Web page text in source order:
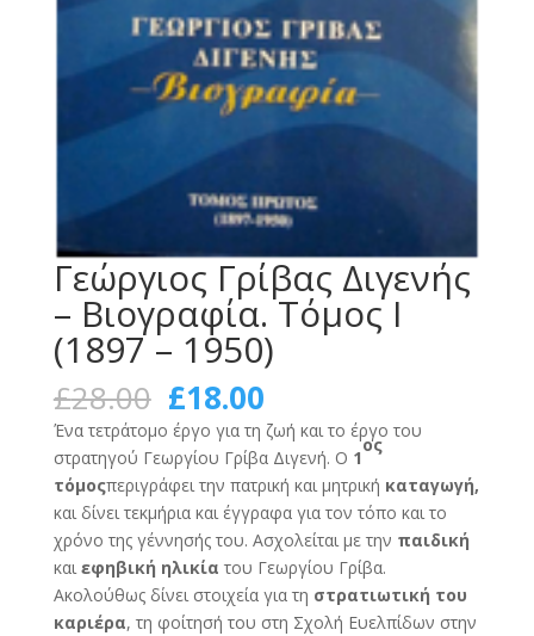
Γεώργιος Γρίβας Διγενής
– Βιογραφία. Τόμος Ι
(1897 – 1950)
£28.00 Original
price
was:
£28.00.
£18.00Current
price
is:
£18.00.
Ένα τετράτομο έργο για τη ζωή και το έργο του
στρατηγού Γεωργίου Γρίβα Διγενή. Ο 1
ος
τόμοςπεριγράφει την πατρική και μητρική καταγωγή,
και δίνει τεκμήρια και έγγραφα για τον τόπο και το
χρόνο της γέννησής του. Ασχολείται με την παιδική
καιεφηβική ηλικία του Γεωργίου Γρίβα.
Ακολούθως δίνει στοιχεία για τη στρατιωτική του
καριέρα, τη φοίτησή του στη Σχολή Ευελπίδων στην